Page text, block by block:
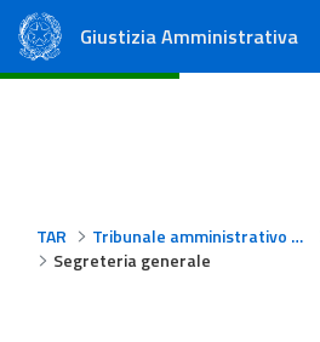
Giustizia Amministrativa
TAR Tribunale amministrativo regionale per l'Emilia Romagna - Parma
Segreteria generale